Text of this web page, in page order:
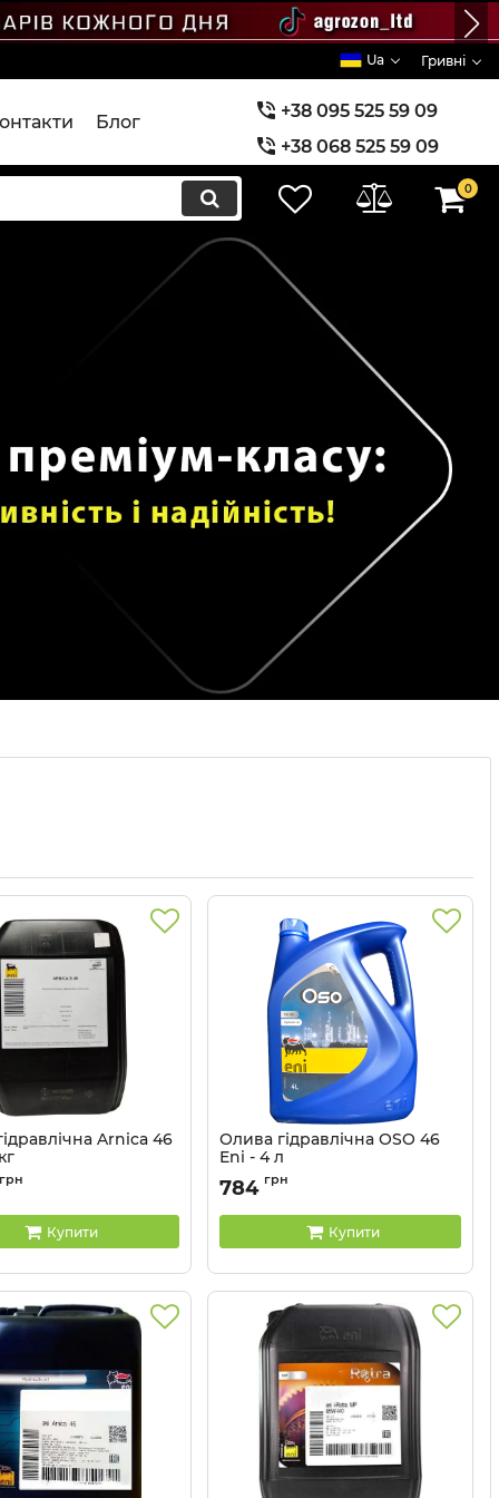
Ua Гривні
Блог
+38 095 525 59 09
+38 068 525 59 09
+38 073 525 59 09
0
Arnica 46
253250
грн
Купити
Олива гідравлічна OSO 46
Eni - 4 л
Артикул: 230397
784 грн
Купити